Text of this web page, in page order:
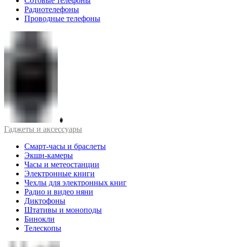
Радиотелефоны
Проводные телефоны
Гаджеты и аксессуары
Смарт-часы и браслеты
Экшн-камеры
Часы и метеостанции
Электронные книги
Чехлы для электронных книг
Радио и видео няни
Диктофоны
Штативы и моноподы
Бинокли
Телескопы